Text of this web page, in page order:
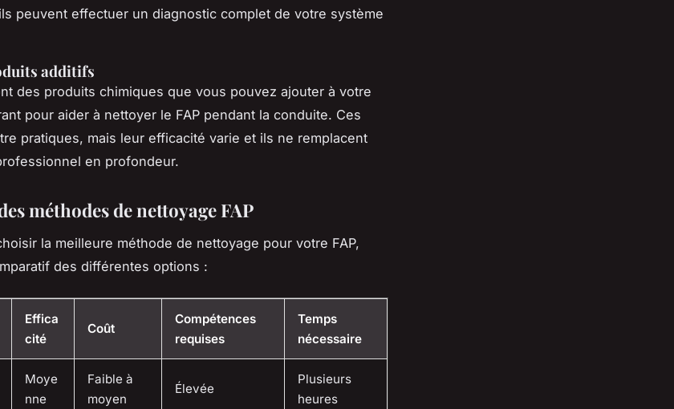
peuvent effectuer un diagnostic complet de votre système
additifs
des produits chimiques que vous pouvez ajouter à votre
pour aider à nettoyer le FAP pendant la conduite. Ces
pratiques, mais leur efficacité varie et ils ne remplacent
en profondeur.
méthodes de nettoyage FAP
la meilleure méthode de nettoyage pour votre FAP,
des différentes options :
Effica
cité
Coût
Compétences
requises
Temps
nécessaire
Moye
nne
Faible à
moyen
Élevée
Plusieurs
heures